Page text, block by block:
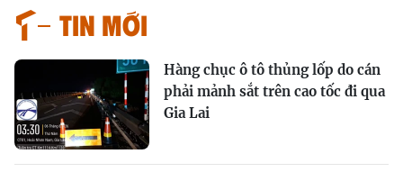
Tin mới
Hàng chục ô tô thủng lốp do cán
phải mảnh sắt trên cao tốc đi qua
Gia Lai